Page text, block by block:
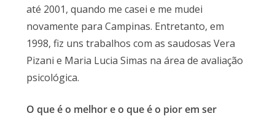
até 2001, quando me casei e me mudei
novamente para Campinas. Entretanto, em
1998, fiz uns trabalhos com as saudosas Vera
Pizani e Maria Lucia Simas na área de avaliação
psicológica.
O que é o melhor e o que é o pior em ser